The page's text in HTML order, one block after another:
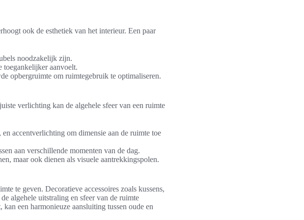
ook de esthetiek van het interieur. Een paar
noodzakelijk zijn.
toegankelijker aanvoelt.
opbergruimte om ruimtegebruik te optimaliseren.
verlichting kan de algehele sfeer van een ruimte
accentverlichting om dimensie aan de ruimte toe
aan verschillende momenten van de dag.
maar ook dienen als visuele aantrekkingspolen.
te geven. Decoratieve accessoires zoals kussens,
algehele uitstraling en sfeer van de ruimte
een harmonieuze aansluiting tussen oude en